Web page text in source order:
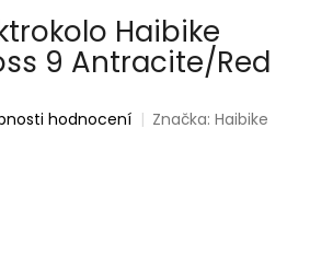
Haibike
9 Antracite/Red
hodnocení Značka:Haibike